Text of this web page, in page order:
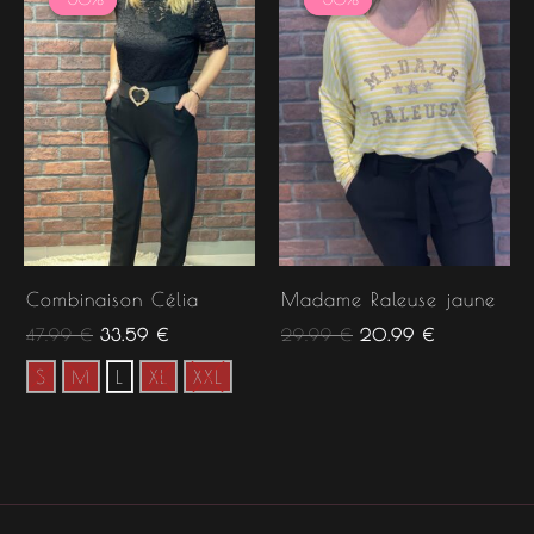
Combinaison Célia
47.99€
initial
était :
47.99 €.
33.59 €
actuel
est :
33.59 €.
S M L XL XXL
Madame Raleuse jaune
29.99€
initial
était :
29.99 €.
20.99 €
actuel
est :
20.99 €.